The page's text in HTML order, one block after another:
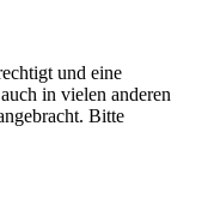
und eine
in vielen anderen
Bitte